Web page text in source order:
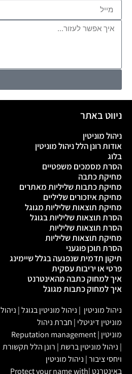
ניווט באתר
ניהול מוניטין
אודות רונן הלל ניהול מוניטין
בלוג
הסרת מסמכים משפטיים
מחיקת כתבה
מחיקת כתבות שליליות מאתרים
מחיקת איזכורים שליליים
מחיקת תוצאות שליליות מגוגל
הסרת תוצאות שליליות בגוגל
הסרת תוצאות שליליות
מחיקת תוצאות שליליות
הסרת תוכן פוגעני
תיקון תדמית שנפגעה בגלל שיימינג
פרטי או יריבות עסקית
איך למחוק כתבה מהאינטרנט
איך למחוק כתבות מגוגל
ניהול מוניטין | ניהול מוניטין בגוגל| ניהול
מוניטין דיגיטלי | חברת ניהול
מוניטין |
Reputation management
| ניהול מוניטין ברשת| רונן הלל תקשורת
ויחסי ציבור| ניהול מוניטין
באינטרנט|
Protect your name with